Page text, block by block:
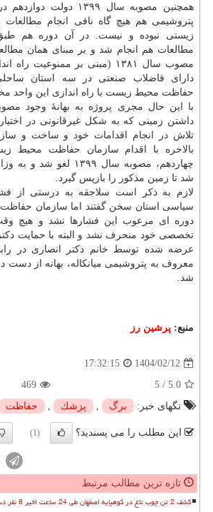
همچنین مصوبه سال ۱۳۹۹
پتروشیمی هم هیچ گاه نافی انجام مطالعات
زیستی نبوده و نیست. در آن دوره هم طبق
مطالعات هم انجام شد و بر مبنای همان
مصوب سال ۱۳۸۱ (مبنی بر ممنوعیت
دارای فاضلاب صنعتی در سه استان
حفاظت محیط زیست با راه اندازی این واحد
با این حال مجری پروژه به بهانهٔ وجود
داشتن زمینی که به شکل غیرقانونی در
تلاش در انجام اقدامات خود و ساخت و
بالاخره با اقدام سازمان حفاظت محیط
چهاردهم، مصوبه سال
شد تا زمین مذکور را بازپس گیرد.
لازم به ذکر است سلاجقه به درستی از
سیاسی استان سخن گفتند اما سازمان
دوره ای مرعوب این فشارها نشد و هیچ
تخصصی خود منحرف نشد و البته با حمایت
عرضه شده توسط خانم دکتر انصاری در
معروف به پتروشیمی میانکاله، بهانه از دست
شد.
منبع: پرشین رز
1404/02/12
17:32:15
5.0
/
5
469
تگهای خبر:
برگ , پزشك , حفاظت
این مطلب را می پسندید؟ (1)
تازه ترین مطالب مرتبط
کشف 2 تن چوب تاغ در کوهپایه اصفهان طی 24 ساعت اخیر 8 نفر دستگیر شدند